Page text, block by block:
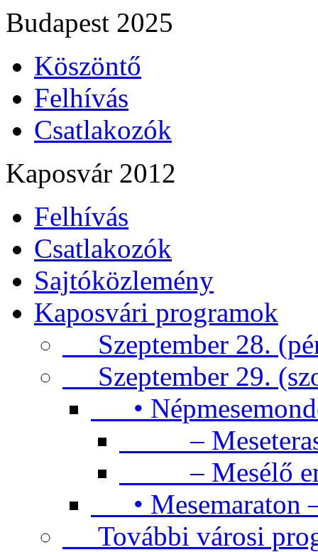
Budapest 2025
Köszöntő
Felhívás
Csatlakozók
Kaposvár 2012
Felhívás
Csatlakozók
Sajtóközlemény
Kaposvári programok
Szeptember 28.
Szeptember 29.
•
–
– Mesélő
• Mesemaraton
További városi